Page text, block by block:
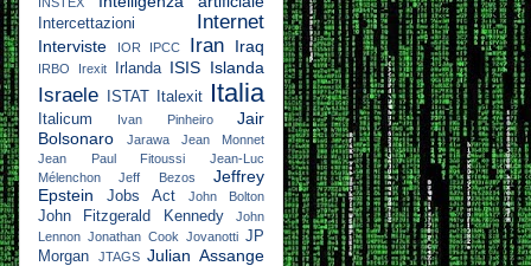
Intercettazioni Internet
Interviste IOR IPCC Iran Iraq
IRBO Irexit Irlanda ISIS Islanda
Israele ISTAT Italexit Italia
Italicum Ivan Pinheiro
Jair
Bolsonaro
Jarawa
Jean Monnet
Jean Paul Fitoussi
Jean-Luc
Mélenchon
Jeff Bezos
Jeffrey
Epstein
Jobs Act John Bolton
John Fitzgerald Kennedy
John
Lennon Jonathan Cook Jovanotti JP
Morgan
JTAGS Julian Assange